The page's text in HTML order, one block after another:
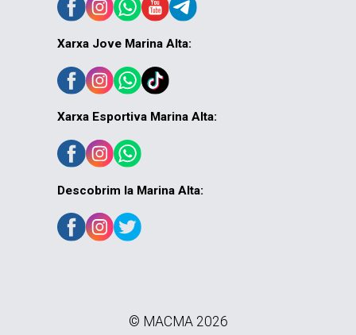
Xarxa Jove Marina Alta:
Xarxa Esportiva Marina Alta:
Descobrim la Marina Alta:
© MACMA 2026